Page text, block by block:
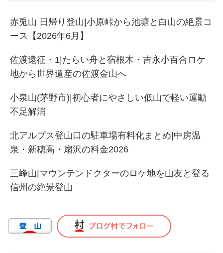
赤兎山 日帰り登山|小原峠から池塘と白山の絶景コ
ース【2026年6月】
佐渡遠征・1|たらい舟と宿根木・吉永小百合ロケ
地から世界遺産の佐渡金山へ
小泉山(茅野市)|初心者にやさしい低山で軽い運動
不足解消
北アルプス登山口の駐車場有料化まとめ|中房温
泉・新穂高・扇沢の料金2026
三峰山|マウンテンドクターのロケ地を山友と登る
信州の絶景登山